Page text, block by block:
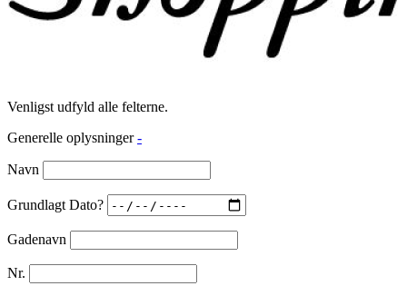
Venligst udfyld alle felterne.
Generelle oplysninger -
Navn
Grundlagt Dato?
Gadenavn
Nr.